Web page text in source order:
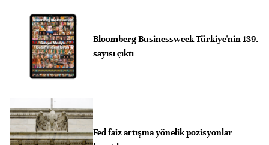
Bloomberg Businessweek Türkiye'nin 139.
sayısı çıktı
Fed faiz artışına yönelik pozisyonlar